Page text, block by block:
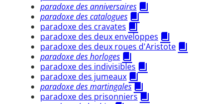
paradoxe des anniversaires
paradoxe des catalogues
paradoxe des cravates
paradoxe des deux enveloppes
paradoxe des deux roues d'Aristote
paradoxe des horloges
paradoxe des indivisibles
paradoxe des jumeaux
paradoxe des martingales
paradoxe des prisonniers